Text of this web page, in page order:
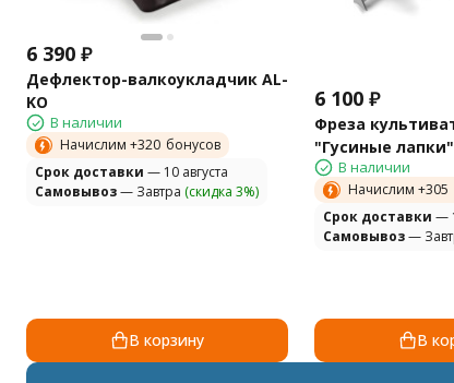
6 390 ₽
Дефлектор-валкоукладчик AL-
KO
В наличии
Начислим +320 бонусов
Cрок доставки — 10 августа
Самовывоз— Завтра (скидка 3%)
В корзину
6 100 ₽
Фреза
"Гусиные
В наличии
Начислим +305
Cрок доставки —
Самовывоз—
В